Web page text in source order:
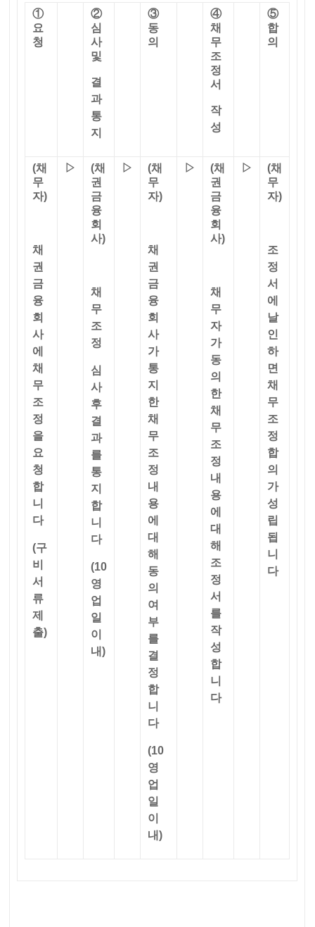
①
요
청
②
심
사
및
결
과
통
지
③
동
의
④
채
무
조
정
서
작
성
⑤
합
의
(채
무
자)
채
권
금
융
회
사
에
채
무
조
정
을
요
청
합
니
다
(구
비
서
류
제
출)
▷ (채
권
금
융
회
사)
채
무
조
정
심
사
후
결
과
를
통
지
합
니
다
(10
영
업
일
이
내)
▷ (채
무
자)
채
권
금
융
회
사
가
통
지
한
채
무
조
정
내
용
에
대
해
동
의
여
부
를
결
정
합
니
다
(10
영
업
일
이
내)
▷ (채
권
금
융
회
사)
채
무
자
가
동
의
한
채
무
조
정
내
용
에
대
해
조
정
서
를
작
성
합
니
다
▷ (채
무
자)
조
정
서
에
날
인
하
면
채
무
조
정
합
의
가
성
립
됩
니
다